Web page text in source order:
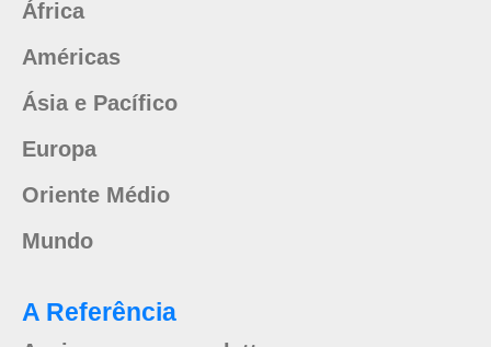
África
Américas
Ásia e Pacífico
Europa
Oriente Médio
Mundo
A Referência